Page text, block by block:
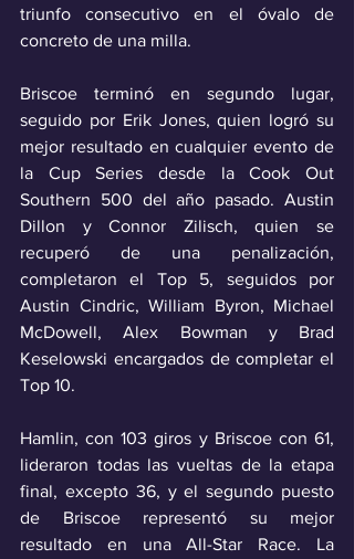
triunfo consecutivo en el óvalo de
concreto de una milla.
Briscoe terminó en segundo lugar,
seguido por Erik Jones, quien logró su
mejor resultado en cualquier evento de
la Cup Series desde la Cook Out
Southern 500 del año pasado. Austin
Dillon y Connor Zilisch, quien se
recuperó de una penalización,
completaron el Top 5, seguidos por
Austin Cindric, William Byron, Michael
McDowell, Alex Bowman y Brad
Keselowski encargados de completar el
Top 10.
Hamlin, con 103 giros y Briscoe con 61,
lideraron todas las vueltas de la etapa
final, excepto 36, y el segundo puesto
de Briscoe representó su mejor
resultado en una All-Star Race. La